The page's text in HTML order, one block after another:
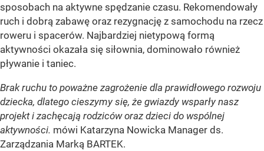
sposobach na aktywne spędzanie czasu. Rekomendowały
ruch i dobrą zabawę oraz rezygnację z samochodu na rzecz
roweru i spacerów. Najbardziej nietypową formą
aktywności okazała się siłownia, dominowało również
pływanie i taniec.
Brak ruchu to poważne zagrożenie dla prawidłowego rozwoju
dziecka, dlatego cieszymy się, że gwiazdy wsparły nasz
projekt i zachęcają rodziców oraz dzieci do wspólnej
aktywności. mówi Katarzyna Nowicka Manager ds.
Zarządzania Marką BARTEK.